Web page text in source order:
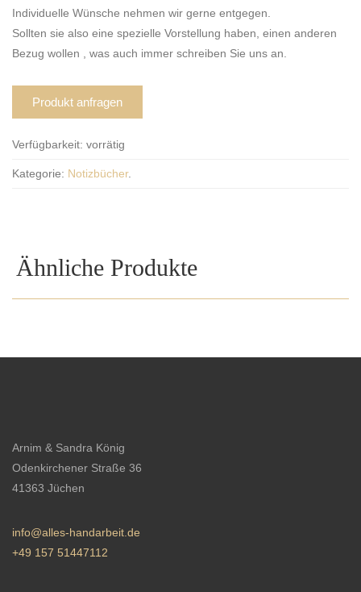
Individuelle Wünsche nehmen wir gerne entgegen.
Sollten sie also eine spezielle Vorstellung haben, einen anderen
Bezug wollen , was auch immer schreiben Sie uns an.
Produkt anfragen
Verfügbarkeit: vorrätig
Kategorie: Notizbücher.
Ähnliche Produkte
Arnim & Sandra König
Odenkirchener Straße 36
41363 Jüchen
info@alles-handarbeit.de
+49 157 51447112